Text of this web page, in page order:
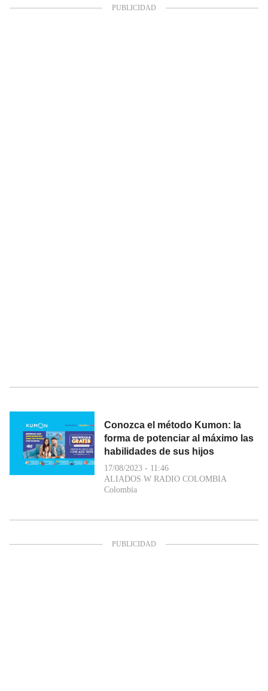
Conozca el método Kumon: la
forma de potenciar al máximo las
habilidades de sus hijos
17/08/2023 - 11:46
ALIADOS W RADIO COLOMBIA
Colombia